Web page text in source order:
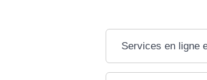
Services en ligne